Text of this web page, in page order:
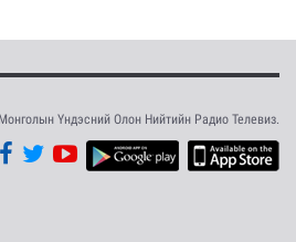
Үндэсний Олон Нийтийн Радио Телевиз.